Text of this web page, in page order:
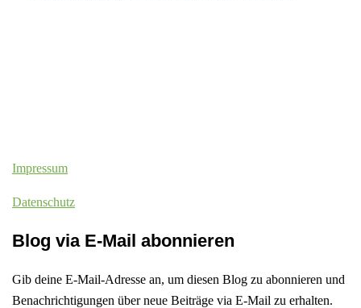
Impressum
Datenschutz
Blog via E-Mail abonnieren
Gib deine E-Mail-Adresse an, um diesen Blog zu abonnieren und
Benachrichtigungen über neue Beiträge via E-Mail zu erhalten.